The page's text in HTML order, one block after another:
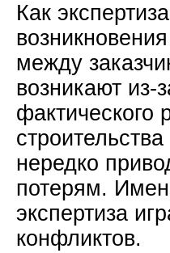
Как
между
возникают из-
фактического
нередко
потерям.
экспертиза
конфликтов.